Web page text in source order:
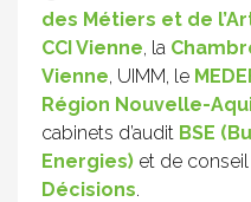
des Métiers et de
CCI Vienne, la
Vienne, UIMM, le
Région Nouvelle-
cabinets d’audit BSE
Energies) et de conseil
Décisions.